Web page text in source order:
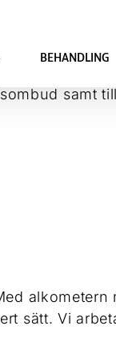
BEHANDLING
alkometern
sätt. Vi